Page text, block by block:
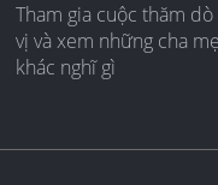
Tham gia cuộc thăm dò
vị và xem những cha mẹ
khác nghĩ gì